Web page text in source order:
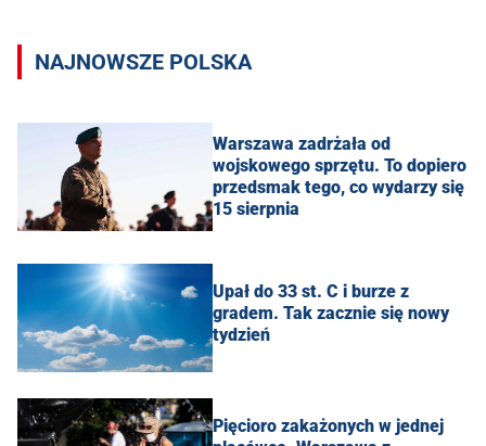
NAJNOWSZE POLSKA
Warszawa zadrżała od
wojskowego sprzętu. To dopiero
przedsmak tego, co wydarzy się
15 sierpnia
Upał do 33 st. C i burze z
gradem. Tak zacznie się nowy
tydzień
Pięcioro zakażonych w jednej